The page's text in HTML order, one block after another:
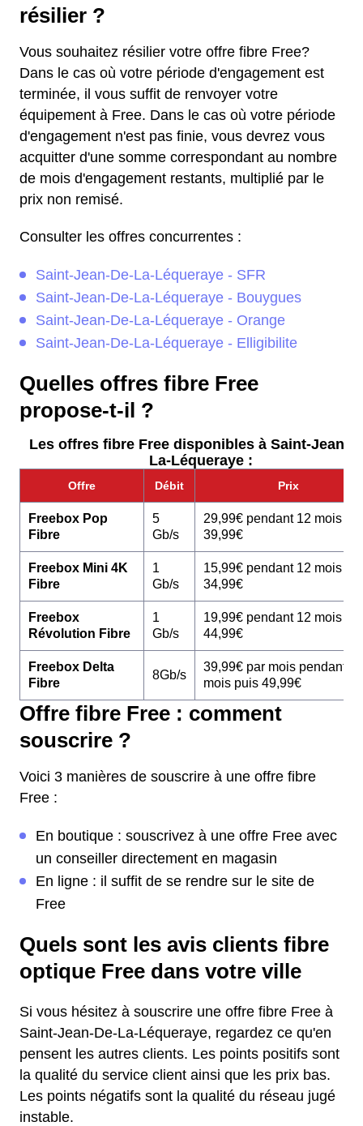
résilier ?
Vous souhaitez résilier votre offre fibre Free?
Dans le cas où votre période d'engagement est
terminée, il vous suffit de renvoyer votre
équipement à Free. Dans le cas où votre période
d'engagement n'est pas finie, vous devrez vous
acquitter d'une somme correspondant au nombre
de mois d'engagement restants, multiplié par le
prix non remisé.
Consulter les offres concurrentes :
Saint-Jean-De-La-Léqueraye - SFR
Saint-Jean-De-La-Léqueraye - Bouygues
Saint-Jean-De-La-Léqueraye - Orange
Saint-Jean-De-La-Léqueraye - Elligibilite
Quelles offres fibre Free
propose-t-il ?
Les offres fibre Free disponibles à Saint-Jean-
La-Léqueraye :
Offre Débit Prix
Freebox Pop
Fibre
5
Gb/s
29,99€ pendant 12 mois
39,99€
Freebox Mini 4K
Fibre
1
Gb/s
15,99€ pendant 12 mois
34,99€
Freebox
Révolution Fibre
1
Gb/s
19,99€ pendant 12 mois
44,99€
Freebox Delta
Fibre
8Gb/s
39,99€ par mois pendant 12
mois puis 49,99€
Offre fibre Free : comment
souscrire ?
Voici 3 manières de souscrire à une offre fibre
Free :
En boutique : souscrivez à une offre Free avec
un conseiller directement en magasin
En ligne : il suffit de se rendre sur le site de
Free
Quels sont les avis clients fibre
optique Free dans votre ville
Si vous hésitez à souscrire une offre fibre Free à
Saint-Jean-De-La-Léqueraye, regardez ce qu'en
pensent les autres clients. Les points positifs sont
la qualité du service client ainsi que les prix bas.
Les points négatifs sont la qualité du réseau jugé
instable.